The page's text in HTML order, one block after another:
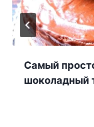
Самый
шоколадный